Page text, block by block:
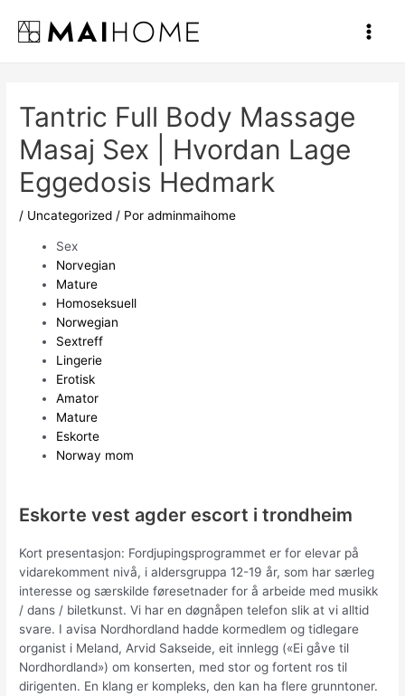
contenido
Main
Tantric Full Body Massage
Masaj Sex | Hvordan Lage
Eggedosis Hedmark
/ Uncategorized / Poradminmaihome
Sex
Norvegian
Mature
Homoseksuell
Norwegian
Sextreff
Lingerie
Erotisk
Amator
Mature
Eskorte
Norway mom
Eskorte vest agder escort i trondheim
Kort presentasjon: Fordjupingsprogrammet er for elevar på
vidarekomment nivå, i aldersgruppa 12-19 år, som har særleg
interesse og særskilde føresetnader for å arbeide med musikk
/ dans / biletkunst. Vi har en døgnåpen telefon slik at vi alltid
svare. I avisa Nordhordland hadde kormedlem og tidlegare
organist i Meland, Arvid Sakseide, eit innlegg («Ei gåve til
Nordhordland») om konserten, med stor og fortent ros til
dirigenten. En klang er kompleks, den kan ha flere grunntoner.